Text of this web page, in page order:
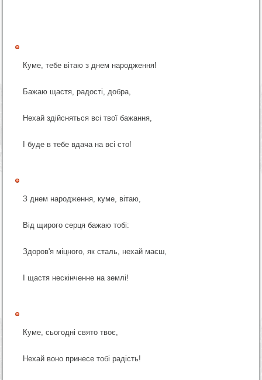
Куме, тебе вітаю з днем народження!
Бажаю щастя, радості, добра,
Нехай здійсняться всі твої бажання,
І буде в тебе вдача на всі сто!
З днем народження, куме, вітаю,
Від щирого серця бажаю тобі:
Здоров'я міцного, як сталь, нехай маєш,
І щастя нескінченне на землі!
Куме, сьогодні свято твоє,
Нехай воно принесе тобі радість!